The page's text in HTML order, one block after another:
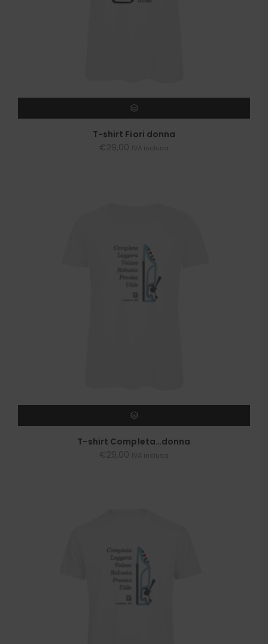
SCEGLI
T-shirt Fiori donna
€29,00 IVA inclusa
SCEGLI
T-shirt Completa…donna
€29,00 IVA inclusa